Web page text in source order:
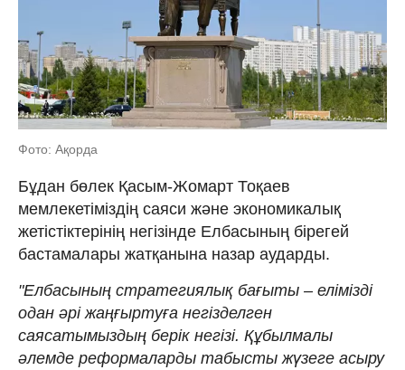
Фото: Ақорда
Бұдан бөлек Қасым-Жомарт Тоқаев
мемлекетіміздің саяси және экономикалық
жетістіктерінің негізінде Елбасының бірегей
бастамалары жатқанына назар аударды.
"Елбасының стратегиялық бағыты – елімізді
одан әрі жаңғыртуға негізделген
саясатымыздың берік негізі. Құбылмалы
әлемде реформаларды табысты жүзеге асыру